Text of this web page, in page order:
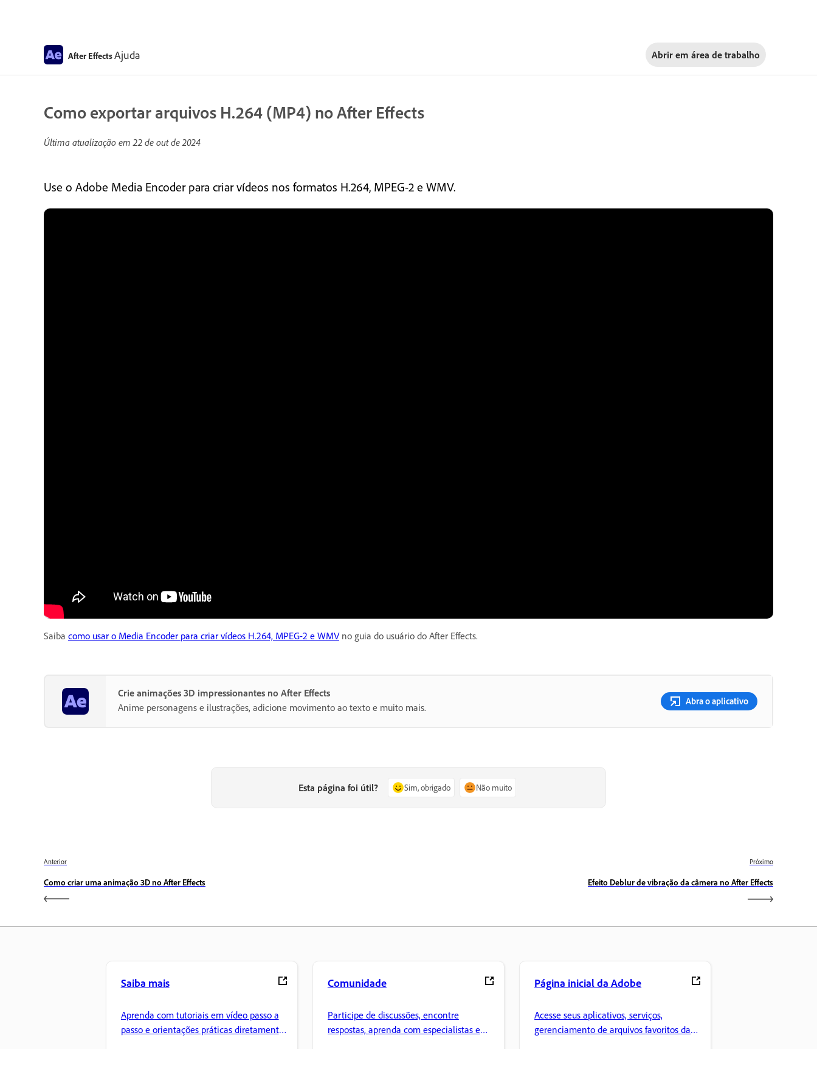
After EffectsAjuda Abrir em área de trabalho
Como exportar arquivos H.264 (MP4) no After Effects
Última atualização em22 de out de 2024
Use o Adobe Media Encoder para criar vídeos nos formatos H.264, MPEG-2 e WMV.
Saiba como usar o Media Encoder para criar vídeos H.264, MPEG-2 e WMVno guia do usuário do After Effects.
Crie animações 3D impressionantes no After Effects
Anime personagens e ilustrações, adicione movimento ao texto e muito mais.
Abra o aplicativo
Esta página foi útil? Sim, obrigado Não muito
Anterior
Como criar uma animação 3D no After Effects
Próximo
Efeito Deblur de vibração da câmera no After Effects
Saiba mais
Aprenda com tutoriais em vídeo passo a
passo e orientações práticas diretamente
Comunidade
Participe de discussões, encontre
respostas, aprenda com especialistas e
Página inicial da Adobe
Acesse seus aplicativos, serviços,
gerenciamento de arquivos favoritos da